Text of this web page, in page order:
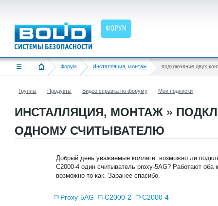
ФОРУМ
Форум Инсталляция, монтаж
Группы Продукты Видео справка по форуму Мои подписки
ИНСТАЛЛЯЦИЯ, МОНТАЖ »
ОДНОМУ СЧИТЫВАТЕЛЮ
Добрый день уважаемые коллеги. возможно ли
С2000-4 один считыватель proxy-5AG? Работают
возможно то как. Заранее спасибо.
Proxy-5AG С2000-2 С2000-4